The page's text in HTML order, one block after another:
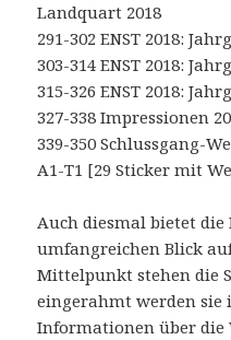
Landquart 2018
291-302 ENST 2018:
303-314 ENST 2018:
315-326 ENST 2018:
327-338 Impressionen
339-350 Schlussgang-
A1-T1 [29 Sticker mit
Auch diesmal bietet
umfangreichen Blick
Mittelpunkt stehen die
eingerahmt werden
Informationen über die